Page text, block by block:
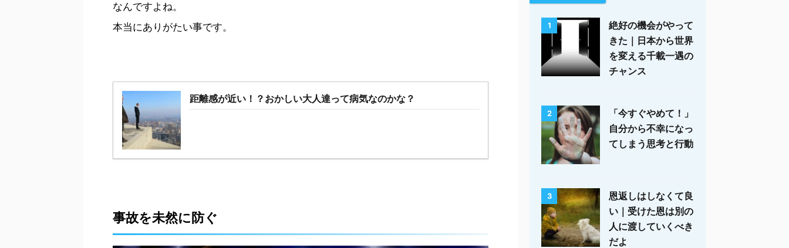
なんですよね。
本当にありがたい事です。
距離感が近い！？おかしい大人達って病気なのかな？
事故を未然に防ぐ
1
絶好の機会がやって
きた｜日本から世界
を変える千載一遇の
チャンス
2
「今すぐやめて！」
自分から不幸になっ
てしまう思考と行動
3
恩返しはしなくて良
い｜受けた恩は別の
人に渡していくべき
だよ